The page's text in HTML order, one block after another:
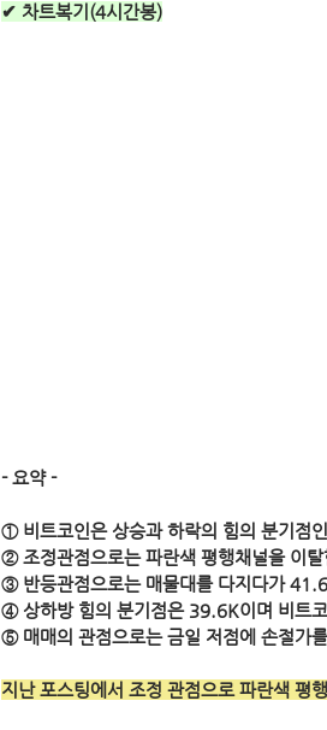
✔ 차트복기(4시간봉)
- 요약 -
① 비트코인은 상승과 하락의 힘의 분기점
② 조정관점으로는 파란색 평행채널을 이
③ 반등관점으로는 매물대를 다지다가
④ 상하방 힘의 분기점은 39.6K이며 비트
⑤ 매매의 관점으로는 금일 저점에 손절가
지난 포스팅에서 조정 관점으로 파란색 평